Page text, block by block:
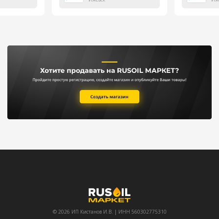
© 2026 ИП Кистанов И.В. | ИНН 560302775310